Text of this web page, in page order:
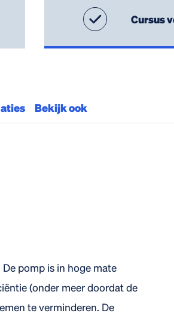
Cursus
Bekijk ook
pomp is in hoge mate
(onder meer doordat de
te verminderen. De